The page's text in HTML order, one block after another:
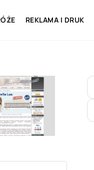
REKLAMA I DRUK